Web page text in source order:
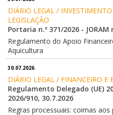
DIÁRIO LEGAL /
LEGISLAÇÃO
Portaria n.º 371/2026 - JORAM
Regulamento do Apoio
Aquicultura
30.07.2026
DIÁRIO LEGAL / FINANCEIRO E
Regulamento Delegado (UE)
2026/910, 30.7.2026
Regras processuais: coimas